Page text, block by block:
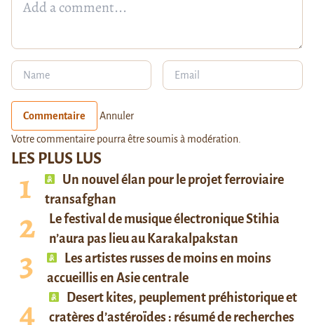
LES PLUS LUS
Un nouvel élan pour le projet ferroviaire
transafghan
Le festival de musique électronique Stihia
n’aura pas lieu au Karakalpakstan
Les artistes russes de moins en moins
accueillis en Asie centrale
Desert kites, peuplement préhistorique et
cratères d’astéroïdes : résumé de recherches
Commentaire Annuler
Votre commentaire pourra être soumis à modération.